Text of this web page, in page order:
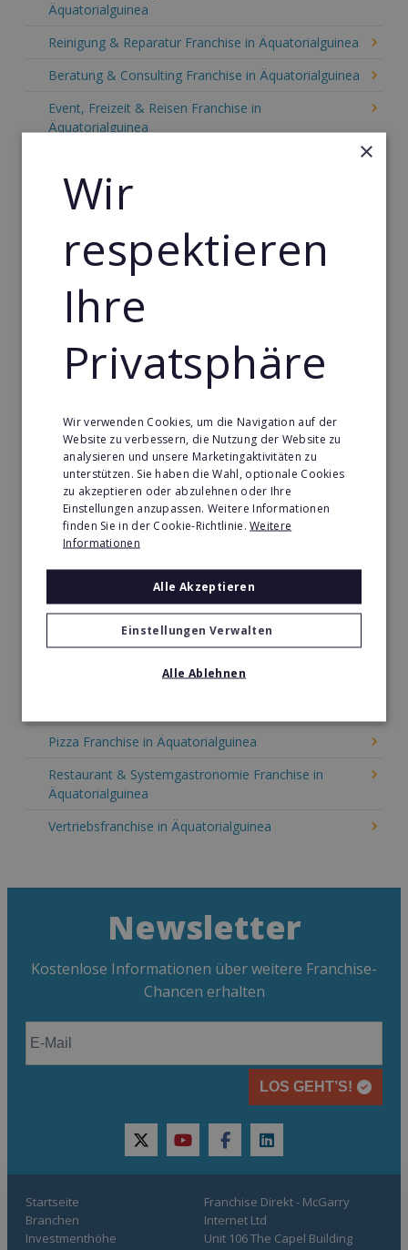
Äquatorialguinea
Reinigung & Reparatur Franchise in Äquatorialguinea
Beratung & Consulting Franchise in Äquatorialguinea
Event, Freizeit & Reisen Franchise in
Äquatorialguinea
Gebäude & Haustechnik Franchise in
Äquatorialguinea
Handwerk Franchise in Äquatorialguinea
Dienstleistungsfranchise in Äquatorialguinea
Telekommunikation Franchise in Äquatorialguinea
Gastronomie & Bringdienst Franchise in
Äquatorialguinea
Sport Franchise in Äquatorialguinea
Kaffee & Café Franchise in Äquatorialguinea
Tier- & Zoobedarf Franchise in Äquatorialguinea
Immobilien Franchise in Äquatorialguinea
Kinder & Erziehung Franchise in Äquatorialguinea
Lebensmittel Franchise in Äquatorialguinea
Medien & Werbung Franchise in Äquatorialguinea
Pizza Franchise in Äquatorialguinea
Restaurant & Systemgastronomie Franchise in
Äquatorialguinea
Vertriebsfranchise in Äquatorialguinea
Newsletter
Kostenlose Informationen über weitere Franchise-
Chancen erhalten
LOS GEHT’S!
twitteryoutubefacebooklinkedin
Startseite
Branchen
Investmenthöhe
Franchise Direkt - McGarry
Internet Ltd
Unit 106 The Capel Building
×
Wir
respektieren
Ihre
Privatsphäre
Wir verwenden Cookies, um die Navigation auf der
Website zu verbessern, die Nutzung der Website zu
analysieren und unsere Marketingaktivitäten zu
unterstützen. Sie haben die Wahl, optionale Cookies
zu akzeptieren oder abzulehnen oder Ihre
Einstellungen anzupassen. Weitere Informationen
finden Sie in der Cookie-Richtlinie.Weitere
Informationen
Alle Akzeptieren
Einstellungen Verwalten
Alle Ablehnen